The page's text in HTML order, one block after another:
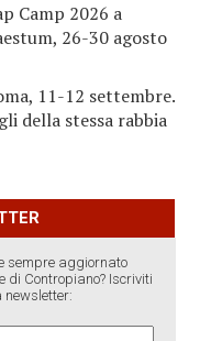
Camp 2026 a
26-30 agosto
11-12 settembre.
della stessa rabbia
sempre aggiornato
di Contropiano? Iscriviti